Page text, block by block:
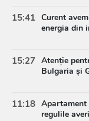
15:41 Curent
energia din
15:27 Atenție
Bulgaria și
11:18 Apartament
regulile